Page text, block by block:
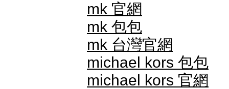
mk 官網
mk 包包
mk 台灣官網
michael kors 包包
michael kors 官網